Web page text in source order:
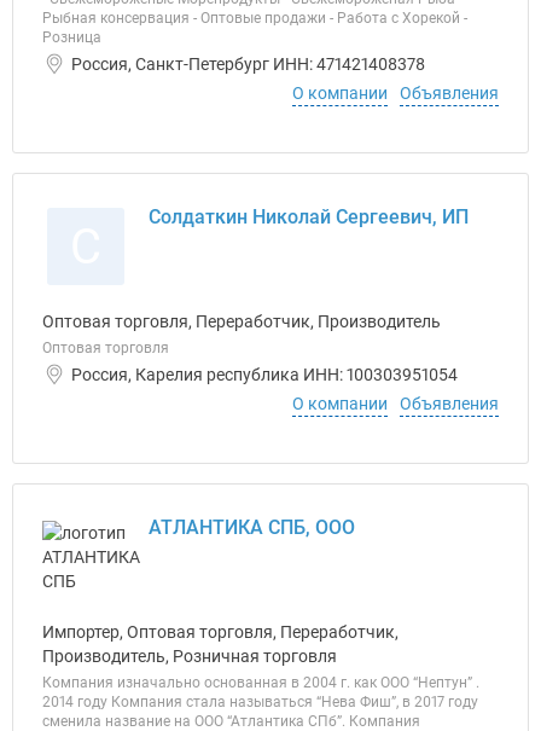
Рыбная консервация - Оптовые продажи - Работа с Хорекой -
Розница
Россия, Санкт-Петербург ИНН: 471421408378
О компании
Объявления
Солдаткин Николай Сергеевич, ИП
Оптовая торговля, Переработчик, Производитель
Оптовая торговля
Россия, Карелия республика ИНН: 100303951054
О компании
Объявления
АТЛАНТИКА СПБ, ООО
Импортер, Оптовая торговля, Переработчик,
Производитель, Розничная торговля
Компания изначально основанная в 2004 г. как ООО “Нептун” .
2014 году Компания стала называться “Нева Фиш”, в 2017 году
сменила название на ООО “Атлантика СПб”. Компания